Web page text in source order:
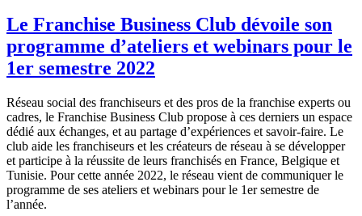
Le Franchise Business Club dévoile son
programme d’ateliers et webinars pour le
1er semestre 2022
Réseau social des franchiseurs et des pros de la franchise experts ou
cadres, le Franchise Business Club propose à ces derniers un espace
dédié aux échanges, et au partage d’expériences et savoir-faire. Le
club aide les franchiseurs et les créateurs de réseau à se développer
et participe à la réussite de leurs franchisés en France, Belgique et
Tunisie. Pour cette année 2022, le réseau vient de communiquer le
programme de ses ateliers et webinars pour le 1er semestre de
l’année.